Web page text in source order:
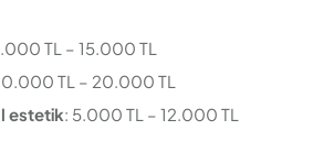
TL – 15.000 TL
TL – 20.000 TL
estetik: 5.000 TL – 12.000 TL